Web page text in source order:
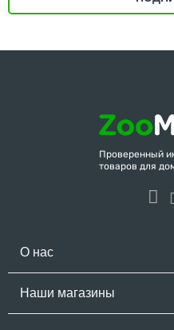
Проверенный
товаров для
О нас
Наши магазины